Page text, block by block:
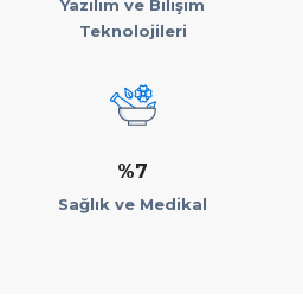
Yazılım ve Bilişim
Teknolojileri
%7
Sağlık ve Medikal